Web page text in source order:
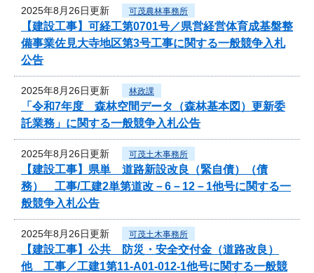
2025年8月26日更新 可茂農林事務所
【建設工事】可経工第0701号／県営経営体育成基盤整
備事業佐見大寺地区第3号工事に関する一般競争入札
公告
2025年8月26日更新 林政課
「令和7年度 森林空間データ（森林基本図）更新委
託業務」に関する一般競争入札公告
2025年8月26日更新 可茂土木事務所
【建設工事】県単 道路新設改良（緊自債）（債
務） 工事/工建2単第道改－6－12－1他号に関する一
般競争入札公告
2025年8月26日更新 可茂土木事務所
【建設工事】公共 防災・安全交付金（道路改良）
他 工事／工建1第11-A01-012-1他号に関する一般競